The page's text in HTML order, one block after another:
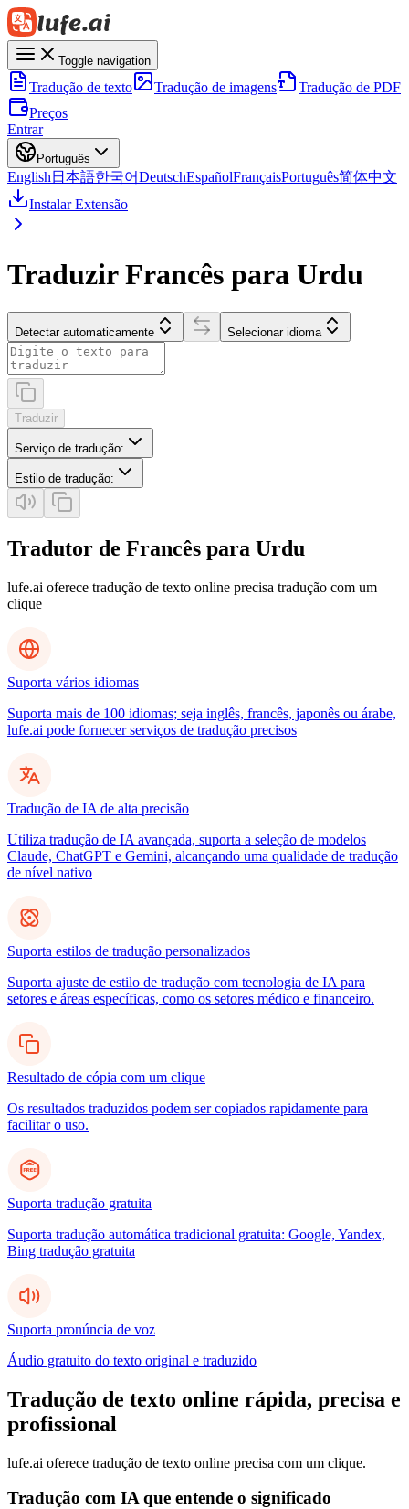
Toggle navigation
Tradução de texto Tradução de imagens
Tradução de PDF
Preços
Entrar
Português
English 日本語한국어DeutschEspañolFrançaisPortuguês简体中文
Instalar Extensão
Traduzir Francês para Urdu
Detectar automaticamente Selecionar idioma
Traduzir
Serviço de tradução:
Estilo de tradução:
Tradutor de Francês para Urdu
lufe.ai oferece tradução de texto online precisa tradução com um
clique
Suporta vários idiomas
Suporta mais de 100 idiomas; seja inglês, francês, japonês ou árabe,
lufe.ai pode fornecer serviços de tradução precisos
Tradução de IA de alta precisão
Utiliza tradução de IA avançada, suporta a seleção de modelos
Claude, ChatGPT e Gemini, alcançando uma qualidade de tradução
de nível nativo
Suporta estilos de tradução personalizados
Suporta ajuste de estilo de tradução com tecnologia de IA para
setores e áreas específicas, como os setores médico e financeiro.
Resultado de cópia com um clique
Os resultados traduzidos podem ser copiados rapidamente para
facilitar o uso.
Suporta tradução gratuita
Suporta tradução automática tradicional gratuita: Google, Yandex,
Bing tradução gratuita
Suporta pronúncia de voz
Áudio gratuito do texto original e traduzido
Tradução de texto online rápida, precisa e
profissional
lufe.ai oferece tradução de texto online precisa com um clique.
Tradução com IA que entende o significado